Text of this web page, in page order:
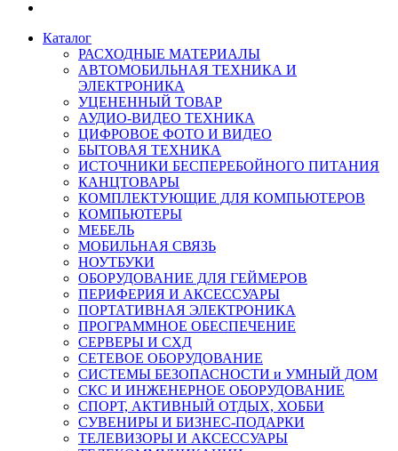
Каталог
РАСХОДНЫЕ МАТЕРИАЛЫ
АВТОМОБИЛЬНАЯ ТЕХНИКА И
ЭЛЕКТРОНИКА
УЦЕНЕННЫЙ ТОВАР
АУДИО-ВИДЕО ТЕХНИКА
ЦИФРОВОЕ ФОТО И ВИДЕО
БЫТОВАЯ ТЕХНИКА
ИСТОЧНИКИ БЕСПЕРЕБОЙНОГО ПИТАНИЯ
КАНЦТОВАРЫ
КОМПЛЕКТУЮЩИЕ ДЛЯ КОМПЬЮТЕРОВ
КОМПЬЮТЕРЫ
МЕБЕЛЬ
МОБИЛЬНАЯ СВЯЗЬ
НОУТБУКИ
ОБОРУДОВАНИЕ ДЛЯ ГЕЙМЕРОВ
ПЕРИФЕРИЯ И АКСЕССУАРЫ
ПОРТАТИВНАЯ ЭЛЕКТРОНИКА
ПРОГРАММНОЕ ОБЕСПЕЧЕНИЕ
СЕРВЕРЫ И СХД
СЕТЕВОЕ ОБОРУДОВАНИЕ
СИСТЕМЫ БЕЗОПАСНОСТИ и УМНЫЙ ДОМ
СКС И ИНЖЕНЕРНОЕ ОБОРУДОВАНИЕ
СПОРТ, АКТИВНЫЙ ОТДЫХ, ХОББИ
СУВЕНИРЫ И БИЗНЕС-ПОДАРКИ
ТЕЛЕВИЗОРЫ И АКСЕССУАРЫ